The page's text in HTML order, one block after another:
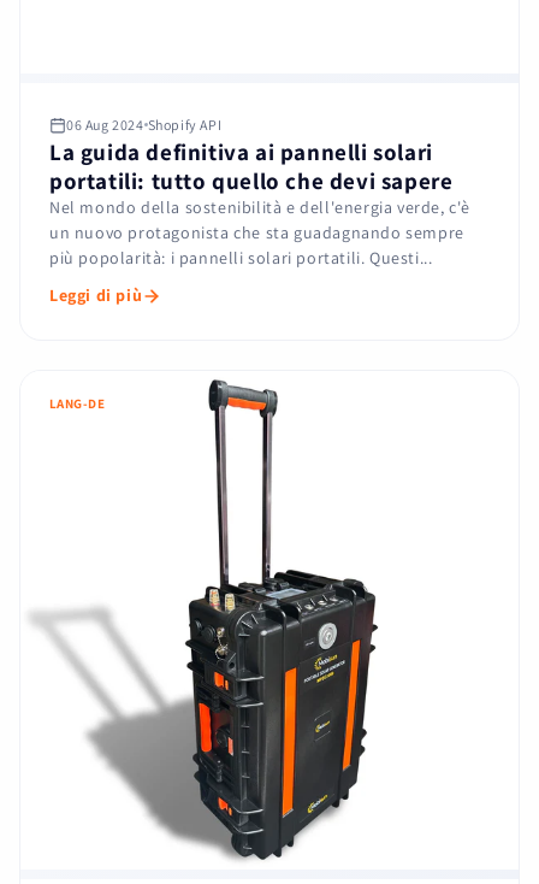
06 Aug 2024 Shopify API
La guida definitiva ai pannelli solari
portatili: tutto quello che devi sapere
Nel mondo della sostenibilità e dell'energia verde, c'è
un nuovo protagonista che sta guadagnando sempre
più popolarità: i pannelli solari portatili. Questi...
Leggi di più
LANG-DE